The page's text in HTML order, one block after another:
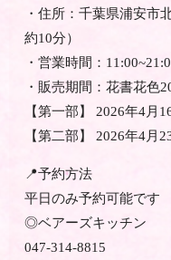
・住所：千葉県浦安市
約10分）
・営業時間：
・販売期間：花書花色
【第一部】 2026年4月
【第二部】 2026年4月
📍予約方法
平日のみ予約可能です
◎ベアーズキッチン
047-314-8815